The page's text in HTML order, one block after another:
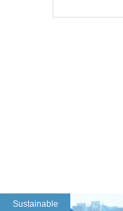
Sustainable